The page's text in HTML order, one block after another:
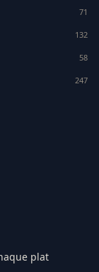
71
132
58
247
plat